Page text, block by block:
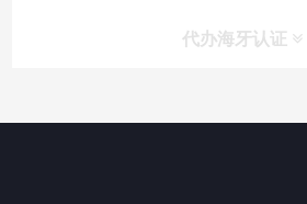
代办海牙认证